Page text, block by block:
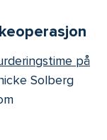
på
Solberg